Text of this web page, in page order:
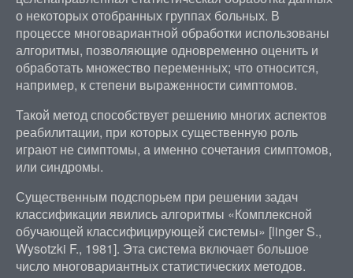
о некоторых отобранных группах больных. В
процессе многовариантной обработки использованы
алгоритмы, позволяющие одновременно оценить и
обработать множество переменных; что относится,
например, к степени выраженности симптомов.
Такой метод способствует решению многих аспектов
реабилитации, при которых существенную роль
играют не симптомы, а именно сочетания симптомов,
или синдромы.
Существенным подспорьем при решении задач
классификации явились алгоритмы «Комплексной
обучающей классифицирующей системы» [linger S.,
Wysotzki F., 1981]. Эта система включает большое
число многовариантных статистических методов.